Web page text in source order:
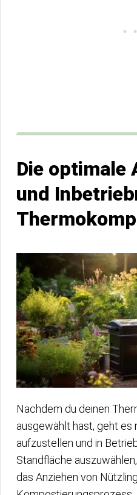
Die optimale
und
Nachdem du deinen
ausgewählt hast, geht es
aufzustellen und in
Standfläche
das Anziehen von